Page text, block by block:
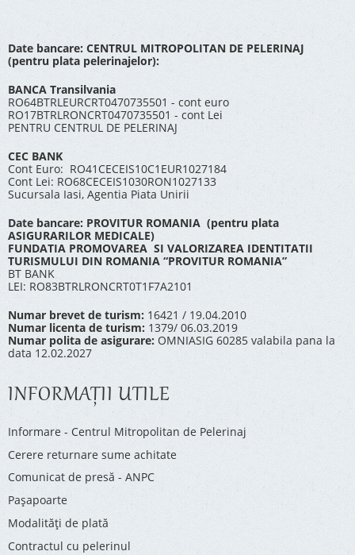
Date bancare: CENTRUL MITROPOLITAN DE PELERINAJ
(pentru plata pelerinajelor):
BANCA Transilvania
RO64BTRLEURCRT0470735501 - cont euro
RO17BTRLRONCRT0470735501 - cont Lei
PENTRU CENTRUL DE PELERINAJ
CEC BANK
Cont Euro: RO41CECEIS10C1EUR1027184
Cont Lei: RO68CECEIS1030RON1027133
Sucursala Iasi, Agentia Piata Unirii
Date bancare: PROVITUR ROMANIA (pentru plata
ASIGURARILOR MEDICALE)
FUNDATIA PROMOVAREA SI VALORIZAREA IDENTITATII
TURISMULUI DIN ROMANIA “PROVITUR ROMANIA”
BT BANK
LEI: RO83BTRLRONCRT0T1F7A2101
Numar brevet de turism: 16421 / 19.04.2010
Numar licenta de turism: 1379/ 06.03.2019
Numar polita de asigurare: OMNIASIG 60285 valabila pana la
data 12.02.2027
INFORMAŢII UTILE
Informare - Centrul Mitropolitan de Pelerinaj
Cerere returnare sume achitate
Comunicat de presă - ANPC
Pașapoarte
Modalități de plată
Contractul cu pelerinul